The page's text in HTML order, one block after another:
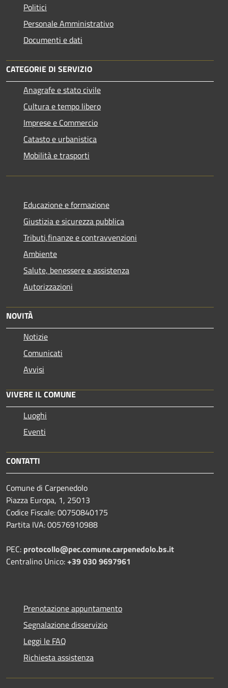
Politici
Personale Amministrativo
Documenti e dati
CATEGORIE DI SERVIZIO
Anagrafe e stato civile
Cultura e tempo libero
Imprese e Commercio
Catasto e urbanistica
Mobilità e trasporti
Educazione e formazione
Giustizia e sicurezza pubblica
Tributi,finanze e contravvenzioni
Ambiente
Salute, benessere e assistenza
Autorizzazioni
NOVITÀ
Notizie
Comunicati
Avvisi
VIVERE IL COMUNE
Luoghi
Eventi
CONTATTI
Comune di Carpenedolo
Piazza Europa, 1, 25013
Codice Fiscale: 00750840175
Partita IVA: 00576910988
PEC: protocollo@pec.comune.carpenedolo.bs.it
Centralino Unico:+39 030 9697961
Prenotazione appuntamento
Segnalazione disservizio
Leggi le FAQ
Richiesta assistenza